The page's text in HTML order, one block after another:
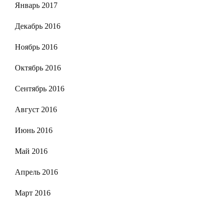
Январь 2017
Декабрь 2016
Ноябрь 2016
Октябрь 2016
Сентябрь 2016
Август 2016
Июнь 2016
Май 2016
Апрель 2016
Март 2016